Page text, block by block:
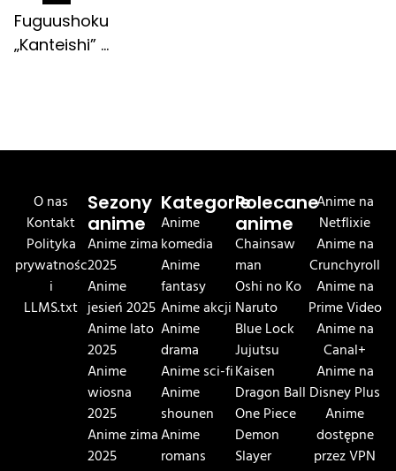
Fuguushoku
„Kanteishi” ...
O nas
Kontakt
Polityka
prywatnośc
i
LLMS.txt
Sezony
anime
Anime zima
2025
Anime
jesień 2025
Anime lato
2025
Anime
wiosna
2025
Anime zima
2025
Kategorie
Anime
komedia
Anime
fantasy
Anime akcji
Anime
drama
Anime sci-fi
Anime
shounen
Anime
romans
Polecane
anime
Chainsaw
man
Oshi no Ko
Naruto
Blue Lock
Jujutsu
Kaisen
Dragon Ball
One Piece
Demon
Slayer
Anime na
Netflixie
Anime na
Crunchyroll
Anime na
Prime Video
Anime na
Canal+
Anime na
Disney Plus
Anime
dostępne
przez VPN